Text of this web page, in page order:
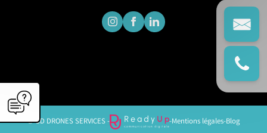
© GD DRONES SERVICES - -Mentions légales-Blog